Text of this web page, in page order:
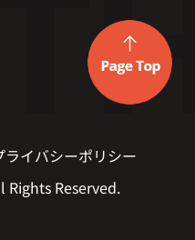
ライバシーポリシー
Rights Reserved.